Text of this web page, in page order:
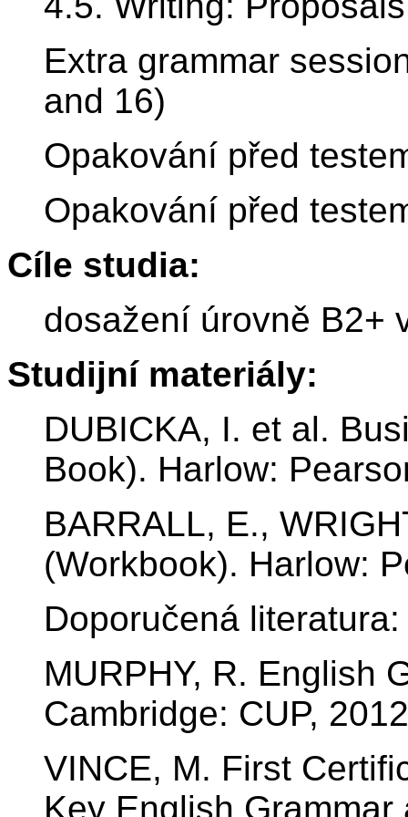
Extra grammar
and 16)
Opakování před
Opakování před
Cíle studia:
dosažení úrovně B2+
Studijní materiály:
DUBICKA, I. et al.
Book). Harlow:
BARRALL, E.,
(Workbook). Harlow:
Doporučená literatura:
MURPHY, R. English
Cambridge: CUP,
VINCE, M. First
Key English